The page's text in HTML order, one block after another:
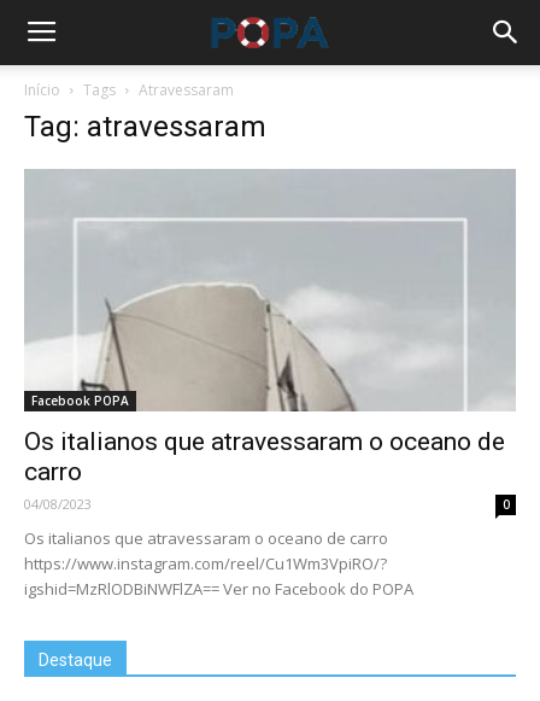
Início Tags Atravessaram
Tag: atravessaram
Facebook POPA
Os italianos que atravessaram o oceano de
carro
04/08/2023 0
Os italianos que atravessaram o oceano de carro
https://www.instagram.com/reel/Cu1Wm3VpiRO/?
igshid=MzRlODBiNWFlZA== Ver no Facebook do POPA
Destaque